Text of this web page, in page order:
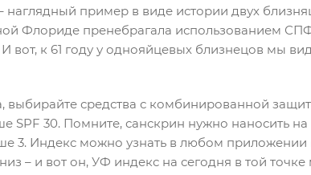
наглядный пример в виде истории двух
Флориде пренебрагала использованием
вот, к 61 году у однояйцевых близнецов мы
выбирайте средства с комбинированной
30. Помните, санскрин нужно наносить на
3. Индекс можно узнать в любом приложении
– и вот он, УФ индекс на сегодня в той точке